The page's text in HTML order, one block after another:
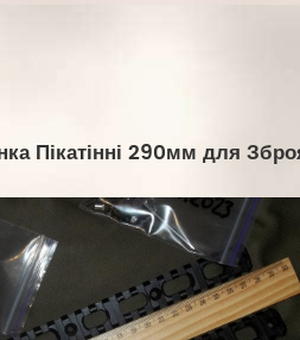
Пікатінні 290мм для